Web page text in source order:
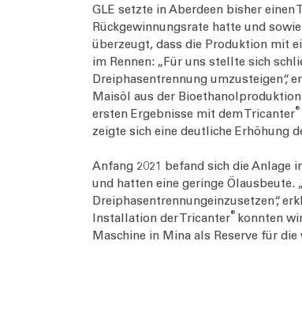
GLE setzte in Aberdeen bisher einen
Rückgewinnungsrate hatte und
überzeugt, dass die Produktion mit
im Rennen: „Für uns stellte sich
Dreiphasentrennung umzusteigen“,
Maisöl aus der
ersten Ergebnisse mit dem Tricanter®
zeigte sich eine deutliche Erhöhung
Anfang 2021 befand sich die Anlage
und hatten eine geringe Ölausbeute.
Dreiphasentrennungeinzusetzen“,
Installation der Tricanter® konnten
Maschine in Mina als Reserve für